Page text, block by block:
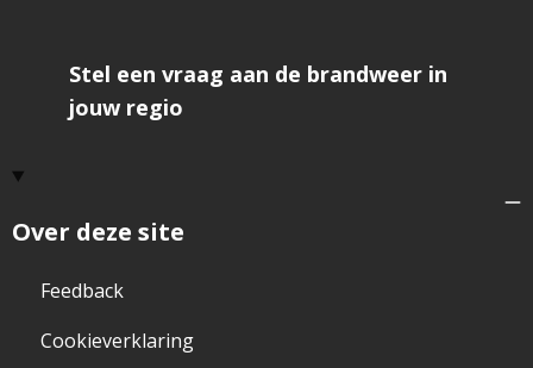
Over deze site
Feedback
Cookieverklaring
Stel een vraag aan de brandweer in
jouw regio